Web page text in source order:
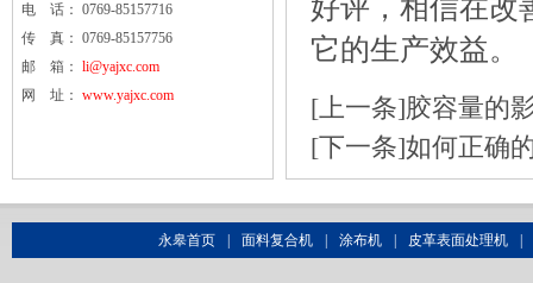
电 话： 0769-85157716
传 真： 0769-85157756
邮 箱： li@yajxc.com
网 址： www.yajxc.com
好评，相信在改
它的生产效益。
[上一条]胶容量的
[下一条]如何正确
永皋首页 面料复合机 涂布机 皮革表面处理机